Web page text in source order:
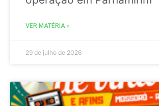
VER MATÉRIA »
29 de julho de 2026